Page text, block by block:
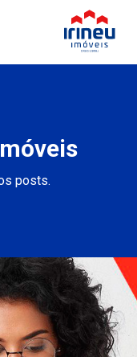
posts.